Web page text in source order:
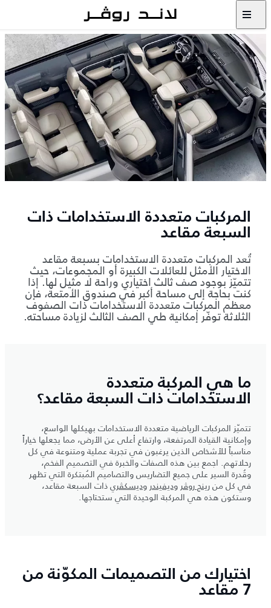
المركبات متعددة الاستخدامات ذات
السبعة مقاعد
تُعد المركبات متعددة الاستخدامات بسبعة مقاعد
الاختيار الأمثل للعائلات الكبيرة أو المجموعات، حيث
تتميّز بوجود صف ثالث اختياري وراحة لا مثيل لها. إذا
كنت بحاجة إلى مساحة أكبر في صندوق الأمتعة، فإن
معظم المركبات متعددة الاستخدامات ذات الصفوف
الثلاثة توفّر إمكانية طي الصف الثالث لزيادة مساحته.
ما هي المركبة متعددة
الاستخدامات ذات السبعة مقاعد؟
تتميّز المركبات الرياضية متعددة الاستخدامات بهيكلها الواسع،
وإمكانية القيادة المرتفعة، وارتفاع أعلى عن الأرض، مما يجعلها خياراً
مناسباً للأشخاص الذين يرغبون في تجربة عملية ومتنوعة في كل
رحلاتهم. اجمع بين هذه الصفات والخبرة في التصميم الفخم،
وقُدرة السير على جميع التضاريس والتصاميم المُبتكرة التي تظهر
في كل منرينج روڤر وديفيندر وديسكڤريذات السبعة مقاعد،
وستكون هذه هي المركبة الوحيدة التي ستحتاجها.
اختيارك من التصميمات المكوّنة من
7 مقاعد